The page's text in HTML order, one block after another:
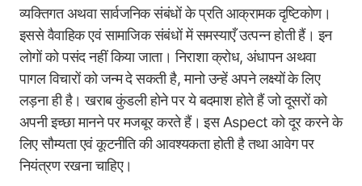
व्यक्तिगत अथवा सार्वजनिक संबंधों के प्रति आक्रामक दृष्टिकोण।
इससे वैवाहिक एवं सामाजिक संबंधों में समस्याएँ उत्पन्न होती हैं। इन
लोगों को पसंद नहीं किया जाता। निराशा क्रोध, अंधापन अथवा
पागल विचारों को जन्म दे सकती है, मानो उन्हें अपने लक्ष्यों के लिए
लड़ना ही है। खराब कुंडली होने पर ये बदमाश होते हैं जो दूसरों को
अपनी इच्छा मानने पर मजबूर करते हैं। इस Aspect को दूर करने के
लिए सौम्यता एवं कूटनीति की आवश्यकता होती है तथा आवेग पर
नियंत्रण रखना चाहिए।